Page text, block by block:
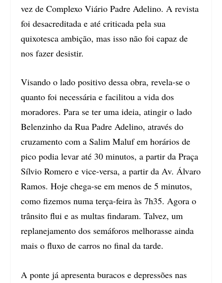
vez de Complexo Viário Padre Adelino. A revista
foi desacreditada e até criticada pela sua
quixotesca ambição, mas isso não foi capaz de
nos fazer desistir.
Visando o lado positivo dessa obra, revela-se o
quanto foi necessária e facilitou a vida dos
moradores. Para se ter uma ideia, atingir o lado
Belenzinho da Rua Padre Adelino, através do
cruzamento com a Salim Maluf em horários de
pico podia levar até 30 minutos, a partir da Praça
Sílvio Romero e vice-versa, a partir da Av. Álvaro
Ramos. Hoje chega-se em menos de 5 minutos,
como fizemos numa terça-feira às 7h35. Agora o
trânsito flui e as multas findaram. Talvez, um
replanejamento dos semáforos melhorasse ainda
mais o fluxo de carros no final da tarde.
A ponte já apresenta buracos e depressões nas